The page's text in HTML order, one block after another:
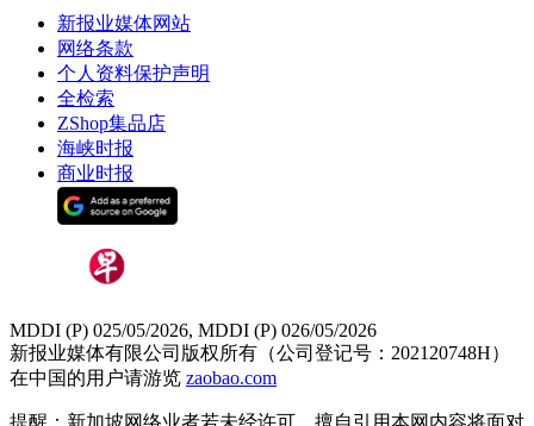
新报业媒体网站
网络条款
个人资料保护声明
全检索
ZShop集品店
海峡时报
商业时报
MDDI (P) 025/05/2026, MDDI (P) 026/05/2026
新报业媒体有限公司版权所有（公司登记号：202120748H）
在中国的用户请游览 zaobao.com
提醒：新加坡网络业者若未经许可，擅自引用本网内容将面对